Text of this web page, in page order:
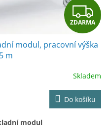
Z
D
A
R
M
A
ZDARMA
modul, pracovní výška
m
Skladem
Do košíku
modul